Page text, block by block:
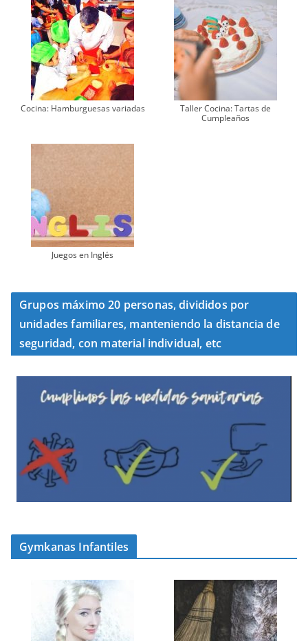
Cocina: Hamburguesas variadas
Taller Cocina: Tartas de
Cumpleaños
Juegos en Inglés
Grupos máximo 20 personas, divididos por
unidades familiares, manteniendo la distancia de
seguridad, con material individual, etc
Gymkanas Infantiles